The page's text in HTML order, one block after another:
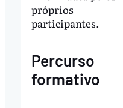
próprios
participantes.
Percurso
formativo